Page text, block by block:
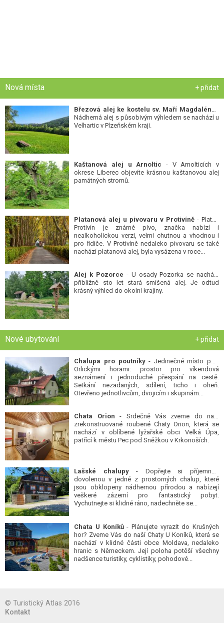
Nová místa + přidat
Nádherná alej s působivým výhledem se nachází u
Velhartic v Plzeňském kraji.
Kaštanová alej u Arnoltic - V Arnolticích v
okrese Liberec objevíte krásnou kaštanovou alej
památných stromů.
Platanová alej u pivovaru v Protivíně - Platan
Protivín je známé pivo, značka nabízí i
nealkoholickou verzi, velmi chutnou a vhodnou i
pro řidiče. V Protivíně nedaleko pivovaru se také
nachází platanová alej, byla vysázena v roce...
Alej k Pozorce - U osady Pozorka se nachází
přibližně sto let stará smíšená alej. Je odtud
krásný výhled do okolní krajiny.
Nové ubytování + přidat
Chalupa pro poutníky- Jedinečné místo pod
Orlickými horami: prostor pro víkendová
seznámení i jednoduché přespání na cestě.
Setkání nezadaných, sdílení, ticho i oheň.
Otevřeno jednotlivcům, dvojicím i skupinám...
Chata Orion - Srdečně Vás zveme do naší
zrekonstruované roubené Chaty Orion, která se
nachází v oblíbené lyžařské obci Velká Úpa,
patřící k městu Pec pod Sněžkou v Krkonoších.
Lašské chalupy- Dopřejte si příjemnou
dovolenou v jedné z prostorných chalup, které
jsou obklopeny nádhernou přírodou a nabízejí
veškeré zázemí pro fantastický pobyt.
Vychutnejte si klidné ráno, nadechněte se...
Chata U Koníků- Plánujete vyrazit do Krušných
hor? Zveme Vás do naší Chaty U Koníků, která se
nachází v klidné části obce Moldava, nedaleko
hranic s Německem. Její poloha potěší všechny
nadšence turistiky, cyklistiky, pohodové...
© Turistický Atlas 2016
Kontakt